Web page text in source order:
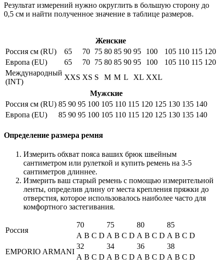
Результат измерений нужно округлить в большую сторону до
0,5 см и найти полученное значение в таблице размеров.
Женские
Россия см (RU)
65 70 75 80 85 90 95 100 105 110 115 120
Европа (EU)
65 70 75 80 85 90 95 100 105 110 115 120
Международный
(INT)
XXS XS S M M L XL XXL
Мужские
Россия см (RU) 85 90 95 100 105 110 115 120 125 130 135 140
Европа (EU)
85 90 95 100 105 110 115 120 125 130 135 140
Определение размера ремня
Измерить обхват пояса ваших брюк швейным
сантиметром или рулеткой и купить ремень на 3-5
сантиметров длиннее.
Измерить ваш старый ремень с помощью измерительной
ленты, определив длину от места крепления пряжки до
отверстия, которое использовалось наиболее часто для
комфортного застегивания.
Россия
70 75 80
85
A B C D A B C D A B C D A B C D
EMPORIO ARMANI
32 34 36
38
A B C D A B C D A B C D A B C D